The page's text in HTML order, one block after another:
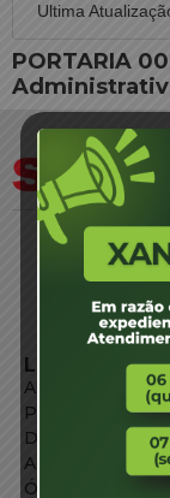
Ultima
PORTARIA
LINKS
Agência de
Portal de
Diário Oficial
Acesso à
Órgãos do